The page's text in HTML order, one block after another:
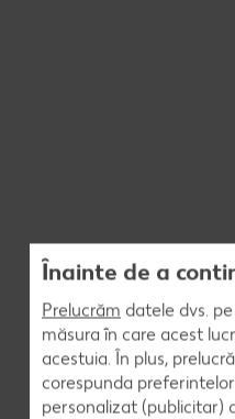
Înainte de a
Prelucrăm datele dvs.
măsura în care acest
acestuia. În plus,
corespunda
personalizat (publicitar)